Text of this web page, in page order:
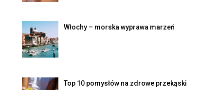
Włochy – morska wyprawa marzeń
Top 10 pomysłów na zdrowe przekąski